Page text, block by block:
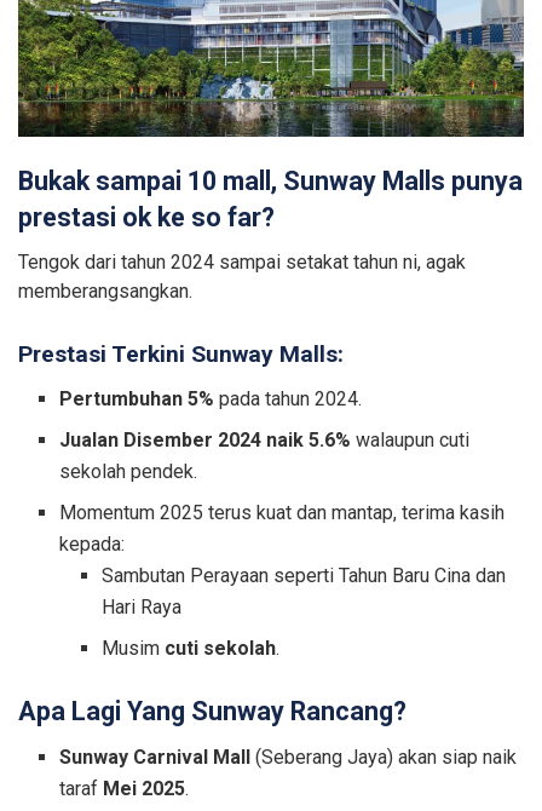
Bukak sampai 10 mall, Sunway Malls punya
prestasi ok ke so far?
Tengok dari tahun 2024 sampai setakat tahun ni, agak
memberangsangkan.
Prestasi Terkini Sunway Malls:
Pertumbuhan 5% pada tahun 2024.
Jualan Disember 2024 naik 5.6% walaupun cuti
sekolah pendek.
Momentum 2025 terus kuat dan mantap, terima kasih
kepada:
Sambutan Perayaan seperti Tahun Baru Cina dan
Hari Raya
Musim cuti sekolah.
Apa Lagi Yang Sunway Rancang?
Sunway Carnival Mall
(Seberang Jaya) akan siap naik
taraf Mei 2025.